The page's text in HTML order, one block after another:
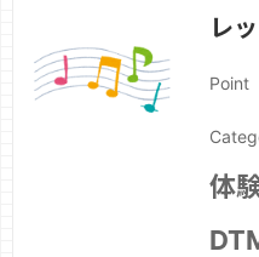
譜作
の持
あ…
レ
Point
体